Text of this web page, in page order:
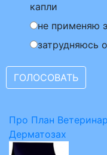
капли
не применяю
затрудняюсь
Про План
Дерматозах